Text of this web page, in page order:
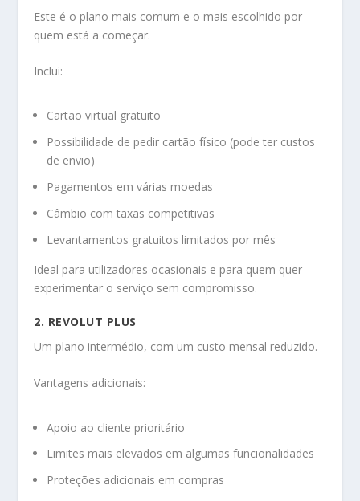
Este é o plano mais comum e o mais escolhido por
quem está a começar.
Inclui:
Cartão virtual gratuito
Possibilidade de pedir cartão físico (pode ter custos
de envio)
Pagamentos em várias moedas
Câmbio com taxas competitivas
Levantamentos gratuitos limitados por mês
Ideal para utilizadores ocasionais e para quem quer
experimentar o serviço sem compromisso.
2. REVOLUT PLUS
Um plano intermédio, com um custo mensal reduzido.
Vantagens adicionais:
Apoio ao cliente prioritário
Limites mais elevados em algumas funcionalidades
Proteções adicionais em compras